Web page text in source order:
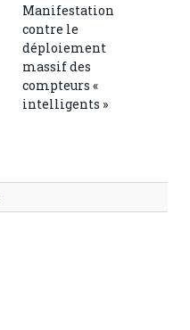
Manifestation
contre le
déploiement
massif des
compteurs «
intelligents »